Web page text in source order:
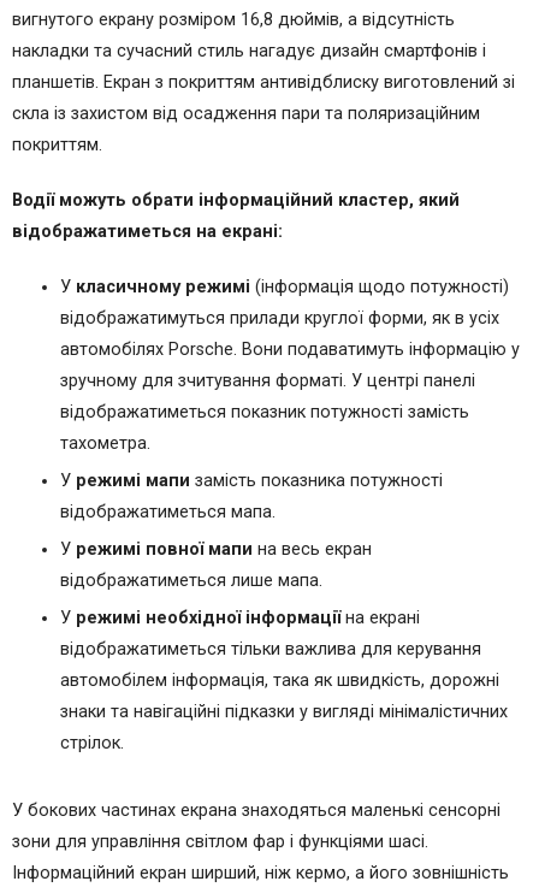
вигнутого екрану розміром 16,8 дюймів, а відсутність
накладки та сучасний стиль нагадує дизайн смартфонів і
планшетів. Екран з покриттям антивідблиску виготовлений зі
скла із захистом від осадження пари та поляризаційним
покриттям.
Водії можуть обрати інформаційний кластер, який
відображатиметься на екрані:
У класичному режимі (інформація щодо потужності)
відображатимуться прилади круглої форми, як в усіх
автомобілях Porsche. Вони подаватимуть інформацію у
зручному для зчитування форматі. У центрі панелі
відображатиметься показник потужності замість
тахометра.
У режимі мапи замість показника потужності
відображатиметься мапа.
У режимі повної мапи на весь екран
відображатиметься лише мапа.
У режимі необхідної інформаціїна екрані
відображатиметься тільки важлива для керування
автомобілем інформація, така як швидкість, дорожні
знаки та навігаційні підказки у вигляді мінімалістичних
стрілок.
У бокових частинах екрана знаходяться маленькі сенсорні
зони для управління світлом фар і функціями шасі.
Інформаційний екран ширший, ніж кермо, а його зовнішність